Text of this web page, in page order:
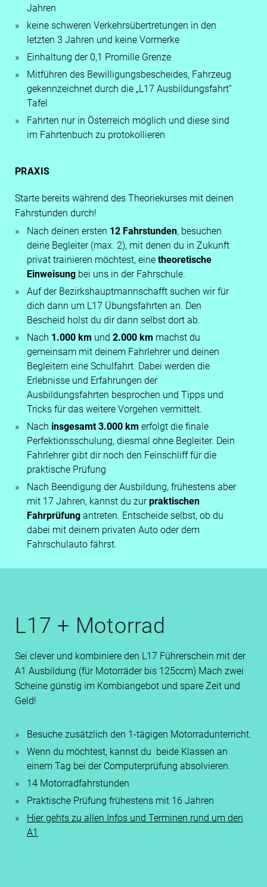
Jahren
keine schweren Verkehrsübertretungen in den
letzten 3 Jahren und keine Vormerke
Einhaltung der 0,1 Promille Grenze
Mitführen des Bewilligungsbescheides, Fahrzeug
gekennzeichnet durch die „L17 Ausbildungsfahrt“
Tafel
Fahrten nur in Österreich möglich und diese sind
im Fahrtenbuch zu protokollieren
PRAXIS
Starte bereits während des Theoriekurses mit deinen
Fahrstunden durch!
Nach deinen ersten 12 Fahrstunden, besuchen
deine Begleiter (max. 2), mit denen du in Zukunft
privat trainieren möchtest, eine theoretische
Einweisung bei uns in der Fahrschule.
Auf der Bezirkshauptmannschafft suchen wir für
dich dann um L17 Übungsfahrten an. Den
Bescheid holst du dir dann selbst dort ab.
Nach 1.000 km und 2.000 km machst du
gemeinsam mit deinem Fahrlehrer und deinen
Begleitern eine Schulfahrt. Dabei werden die
Erlebnisse und Erfahrungen der
Ausbildungsfahrten besprochen und Tipps und
Tricks für das weitere Vorgehen vermittelt.
Nach insgesamt 3.000 km erfolgt die finale
Perfektionsschulung, diesmal ohne Begleiter. Dein
Fahrlehrer gibt dir noch den Feinschliff für die
praktische Prüfung
Nach Beendigung der Ausbildung, frühestens aber
mit 17 Jahren, kannst du zurpraktischen
Fahrprüfung antreten. Entscheide selbst, ob du
dabei mit deinem privaten Auto oder dem
Fahrschulauto fährst.
L17 + Motorrad
Sei clever und kombiniere den L17 Führerschein mit der
A1 Ausbildung (für Motorräder bis 125ccm) Mach zwei
Scheine günstig im Kombiangebot und spare Zeit und
Geld!
Besuche zusätzlich den 1-tägigen Motorradunterricht.
Wenn du möchtest, kannst du beide Klassen an
einem Tag bei der Computerprüfung absolvieren.
14 Motorradfahrstunden
Praktische Prüfung frühestens mit 16 Jahren
Hier gehts zu allen Infos und Terminen rund um den
A1